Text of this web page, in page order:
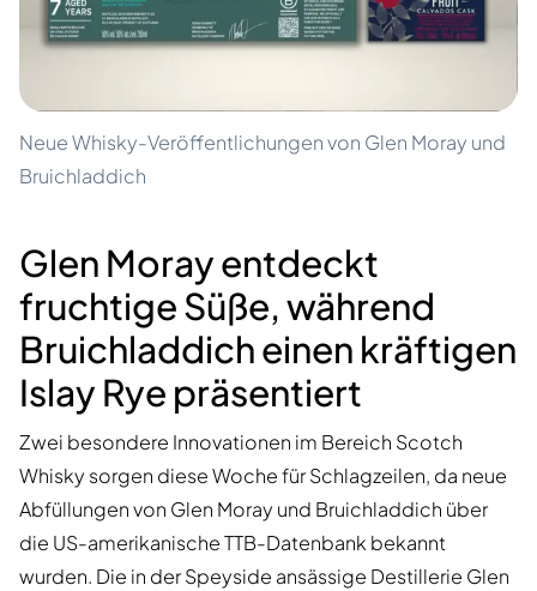
Neue Whisky-Veröffentlichungen von Glen Moray und
Bruichladdich
Glen Moray entdeckt
fruchtige Süße, während
Bruichladdich einen kräftigen
Islay Rye präsentiert
Zwei besondere Innovationen im Bereich Scotch
Whisky sorgen diese Woche für Schlagzeilen, da neue
Abfüllungen von Glen Moray und Bruichladdich über
die US-amerikanische TTB-Datenbank bekannt
wurden. Die in der Speyside ansässige Destillerie Glen